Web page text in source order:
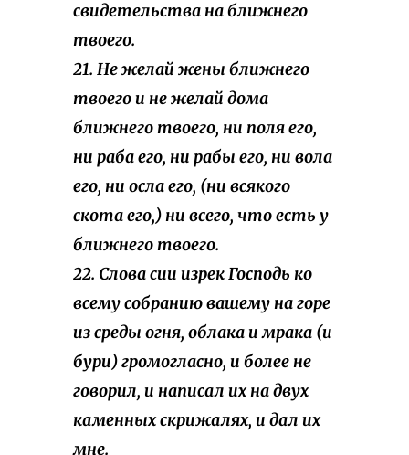
свидетельства на ближнего
твоего.
21. Не желай жены ближнего
твоего и не желай дома
ближнего твоего, ни поля его,
ни раба его, ни рабы его, ни вола
его, ни осла его, (ни всякого
скота его,) ни всего, что есть у
ближнего твоего.
22. Слова сии изрек Господь ко
всему собранию вашему на горе
из среды огня, облака и мрака (и
бури) громогласно, и более не
говорил, и написал их на двух
каменных скрижалях, и дал их
мне.